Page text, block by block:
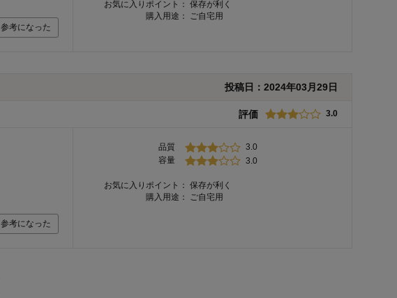
参考になった
お気に入りポイント： 保存が利く
購入用途：
ご自宅用
投稿日： 2024年03月29日
評価 3.0
参考になった
品質
3.0
容量
3.0
お気に入りポイント： 保存が利く
購入用途：
ご自宅用